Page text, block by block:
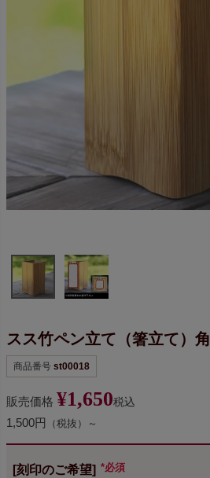
スス竹ペン立て（箸立て）角
商品番号 st00018
販売価格 ¥1,650税込
1,500円 （税抜）～
[刻印のご希望]